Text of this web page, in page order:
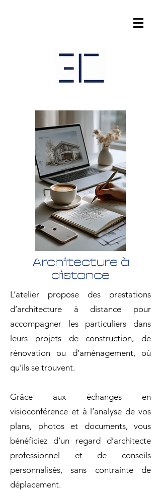
Architecture à
distance
L’atelier propose des prestations
d’architecture à distance pour
accompagner les particuliers dans
leurs projets de construction, de
rénovation ou d’aménagement, où
qu’ils se trouvent.
Grâce aux échanges en
visioconférence et à l’analyse de vos
plans, photos et documents, vous
bénéficiez d’un regard d’architecte
professionnel et de conseils
personnalisés, sans contrainte de
déplacement.